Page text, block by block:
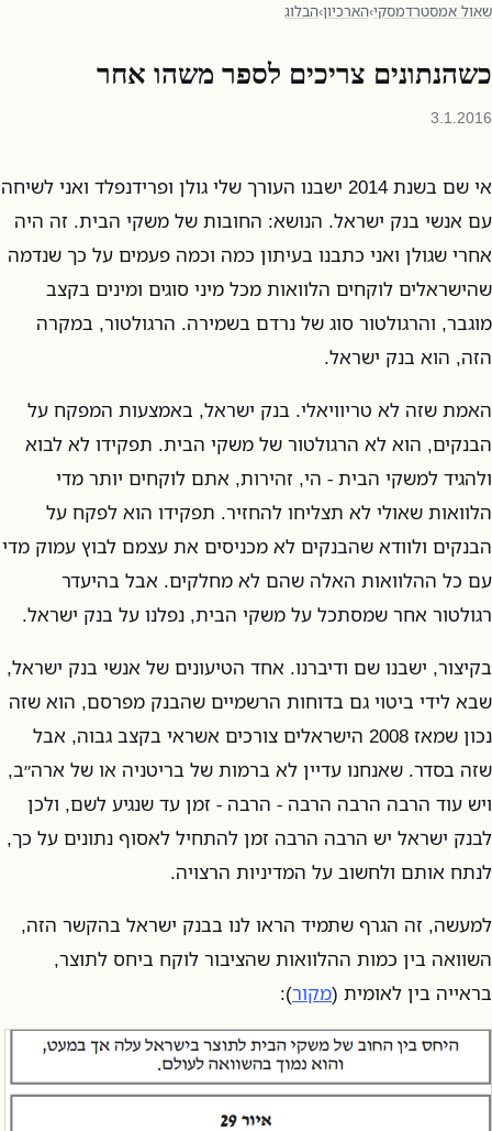
שאול אמסטרדמסקי›הארכיון›הבלוג
כשהנתונים צריכים לספר משהו אחר
3.1.2016
אי שם בשנת 2014 ישבנו העורך שלי גולן ופרידנפלד ואני לשיחה
עם אנשי בנק ישראל. הנושא: החובות של משקי הבית. זה היה
אחרי שגולן ואני כתבנו בעיתון כמה וכמה פעמים על כך שנדמה
שהישראלים לוקחים הלוואות מכל מיני סוגים ומינים בקצב
מוגבר, והרגולטור סוג של נרדם בשמירה. הרגולטור, במקרה
הזה, הוא בנק ישראל.
האמת שזה לא טריוויאלי. בנק ישראל, באמצעות המפקח על
הבנקים, הוא לא הרגולטור של משקי הבית. תפקידו לא לבוא
ולהגיד למשקי הבית - הי, זהירות, אתם לוקחים יותר מדי
הלוואות שאולי לא תצליחו להחזיר. תפקידו הוא לפקח על
הבנקים ולוודא שהבנקים לא מכניסים את עצמם לבוץ עמוק מדי
עם כל ההלוואות האלה שהם לא מחלקים. אבל בהיעדר
רגולטור אחר שמסתכל על משקי הבית, נפלנו על בנק ישראל.
בקיצור, ישבנו שם ודיברנו. אחד הטיעונים של אנשי בנק ישראל,
שבא לידי ביטוי גם בדוחות הרשמיים שהבנק מפרסם, הוא שזה
נכון שמאז 2008 הישראלים צורכים אשראי בקצב גבוה, אבל
שזה בסדר. שאנחנו עדיין לא ברמות של בריטניה או של ארה״ב,
ויש עוד הרבה הרבה הרבה - הרבה - זמן עד שנגיע לשם, ולכן
לבנק ישראל יש הרבה הרבה זמן להתחיל לאסוף נתונים על כך,
לנתח אותם ולחשוב על המדיניות הרצויה.
למעשה, זה הגרף שתמיד הראו לנו בבנק ישראל בהקשר הזה,
השוואה בין כמות ההלוואות שהציבור לוקח ביחס לתוצר,
בראייה בין לאומית (מקור):